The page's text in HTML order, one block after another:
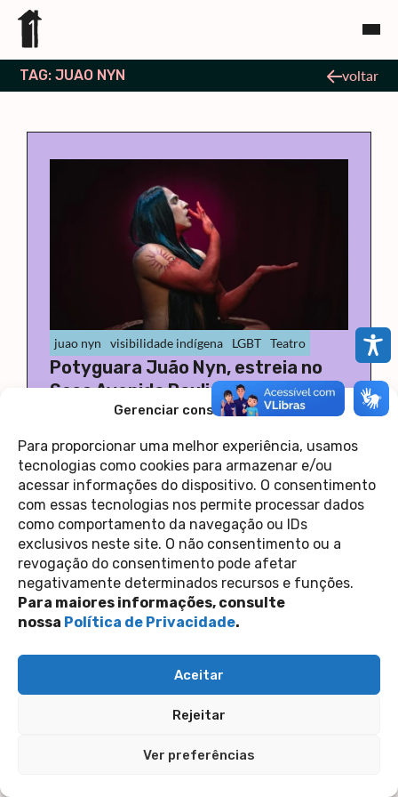
Gerenciar consentimento
Para proporcionar uma melhor experiência, usamos
tecnologias como cookies para armazenar e/ou
acessar informações do dispositivo. O consentimento
com essas tecnologias nos permite processar dados
como comportamento da navegação ou IDs
exclusivos neste site. O não consentimento ou a
revogação do consentimento pode afetar
negativamente determinados recursos e funções.
Para maiores informações, consulte
nossa Política de Privacidade.
Aceitar
Rejeitar
Ver preferências
TAG: JUAO NYN voltar
juao nyn visibilidade indígena LGBT Teatro
Potyguara Juão Nyn, estreia no
Sesc Avenida Paulista com
TYBYRA
Contato
Política de Privacidade
Perguntas Frequentes
copyright 2026
Inscreva-se na nossa newsletter
siga-nos nas redes sociais